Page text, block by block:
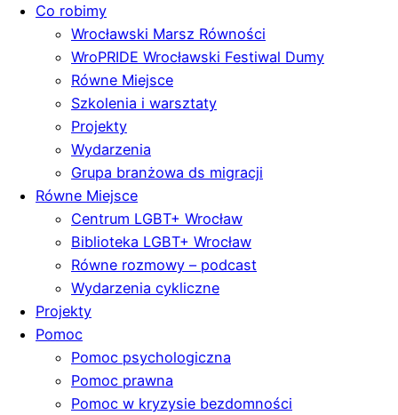
Co robimy
Wrocławski Marsz Równości
WroPRIDE Wrocławski Festiwal Dumy
Równe Miejsce
Szkolenia i warsztaty
Projekty
Wydarzenia
Grupa branżowa ds migracji
Równe Miejsce
Centrum LGBT+ Wrocław
Biblioteka LGBT+ Wrocław
Równe rozmowy – podcast
Wydarzenia cykliczne
Projekty
Pomoc
Pomoc psychologiczna
Pomoc prawna
Pomoc w kryzysie bezdomności